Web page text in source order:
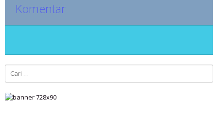
Komentar
Cari
untuk: